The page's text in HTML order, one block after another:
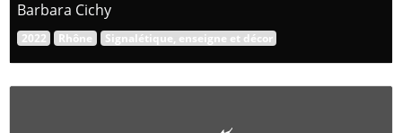
Barbara Cichy
2022 Rhône Signalétique, enseigne et décor